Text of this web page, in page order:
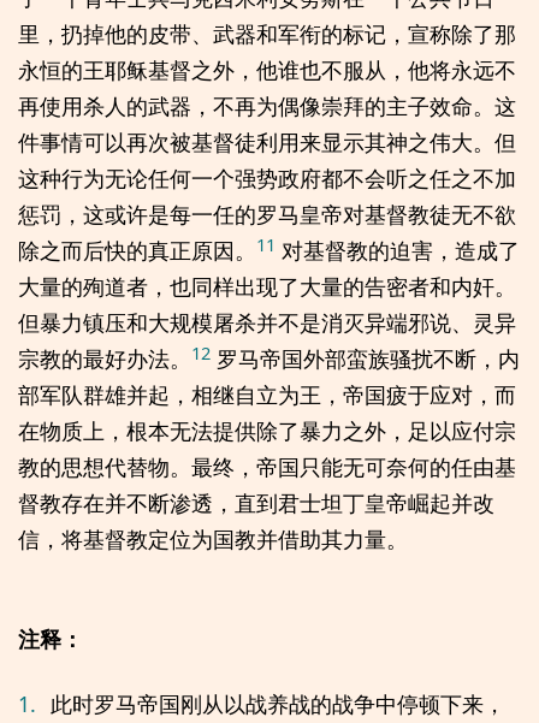
里，扔掉他的皮带、武器和军衔的标记，宣称除了那
永恒的王耶稣基督之外，他谁也不服从，他将永远不
再使用杀人的武器，不再为偶像崇拜的主子效命。这
件事情可以再次被基督徒利用来显示其神之伟大。但
这种行为无论任何一个强势政府都不会听之任之不加
惩罚，这或许是每一任的罗马皇帝对基督教徒无不欲
除之而后快的真正原因。
11 对基督教的迫害，造成了
大量的殉道者，也同样出现了大量的告密者和内奸。
但暴力镇压和大规模屠杀并不是消灭异端邪说、灵异
宗教的最好办法。
12 罗马帝国外部蛮族骚扰不断，内
部军队群雄并起，相继自立为王，帝国疲于应对，而
在物质上，根本无法提供除了暴力之外，足以应付宗
教的思想代替物。最终，帝国只能无可奈何的任由基
督教存在并不断渗透，直到君士坦丁皇帝崛起并改
信，将基督教定位为国教并借助其力量。
注释：
1. 此时罗马帝国刚从以战养战的战争中停顿下来，